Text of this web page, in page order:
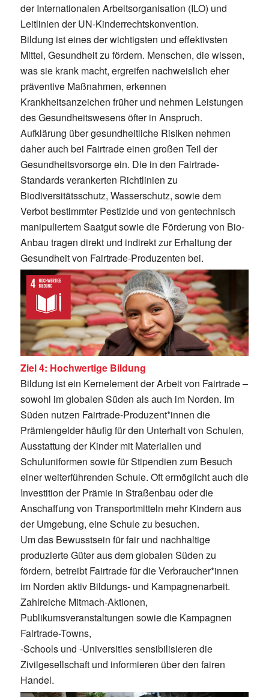
der Internationalen Arbeitsorganisation (ILO) und
Leitlinien der UN-Kinderrechtskonvention.
Bildung ist eines der wichtigsten und effektivsten
Mittel, Gesundheit zu fördern. Menschen, die wissen,
was sie krank macht, ergreifen nachweislich eher
präventive Maßnahmen, erkennen
Krankheitsanzeichen früher und nehmen Leistungen
des Gesundheitswesens öfter in Anspruch.
Aufklärung über gesundheitliche Risiken nehmen
daher auch bei Fairtrade einen großen Teil der
Gesundheitsvorsorge ein. Die in den Fairtrade-
Standards verankerten Richtlinien zu
Biodiversitätsschutz, Wasserschutz, sowie dem
Verbot bestimmter Pestizide und von gentechnisch
manipuliertem Saatgut sowie die Förderung von Bio-
Anbau tragen direkt und indirekt zur Erhaltung der
Gesundheit von Fairtrade-Produzenten bei.
Ziel 4: Hochwertige Bildung
Bildung ist ein Kernelement der Arbeit von Fairtrade –
sowohl im globalen Süden als auch im Norden. Im
Süden nutzen Fairtrade-Produzent*innen die
Prämiengelder häufig für den Unterhalt von Schulen,
Ausstattung der Kinder mit Materialien und
Schuluniformen sowie für Stipendien zum Besuch
einer weiterführenden Schule. Oft ermöglicht auch die
Investition der Prämie in Straßenbau oder die
Anschaffung von Transportmitteln mehr Kindern aus
der Umgebung, eine Schule zu besuchen.
Um das Bewusstsein für fair und nachhaltige
produzierte Güter aus dem globalen Süden zu
fördern, betreibt Fairtrade für die Verbraucher*innen
im Norden aktiv Bildungs- und Kampagnenarbeit.
Zahlreiche Mitmach-Aktionen,
Publikumsveranstaltungen sowie die Kampagnen
Fairtrade-Towns,
-Schools und -Universities sensibilisieren die
Zivilgesellschaft und informieren über den fairen
Handel.